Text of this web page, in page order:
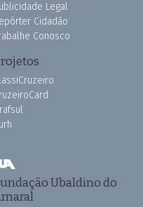
Legal
Cidadão
Conosco
Ubaldino do